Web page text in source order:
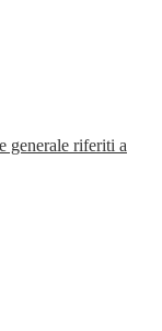
generale riferiti a